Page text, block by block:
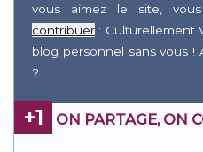
vous aimez le site,
contribuer : Culturellement
blog personnel sans vous !
?
+1 ON PARTAGE, ON